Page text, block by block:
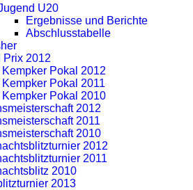
U20
Ergebnisse und Berichte
Abschlusstabelle
Prix 2012
Pokal 2012
Pokal 2011
Pokal 2010
2012
2011
2010
2012
2011
2010
2013